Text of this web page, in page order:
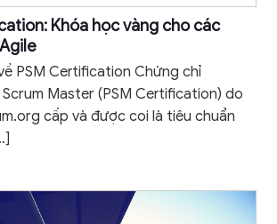
Khóa học vàng cho các
PSM Certification Chứng chỉ
Master (PSM Certification) do
cấp và được coi là tiêu chuẩn